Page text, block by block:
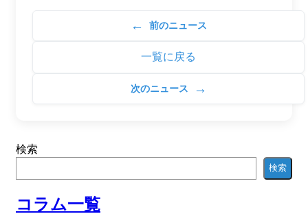
← 前のニュース
一覧に戻る
次のニュース →
検索
検索
コラム一覧